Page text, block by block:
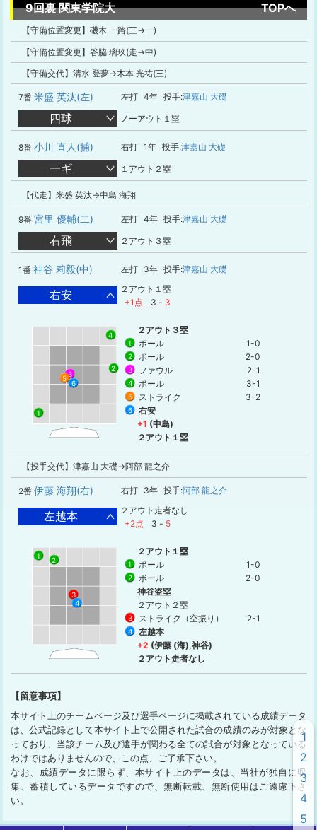
9回裏 関東学院大 TOPへ
【守備位置変更】磯木 一路(三→一)
【守備位置変更】谷脇 璃玖(走→中)
【守備交代】清水 登夢→木本 光祐(三)
7番 米盛 英汰(左) 左打 4年 投手:津嘉山 大礎
四球 ノーアウト１塁
8番 小川 直人(捕) 右打 1年 投手:津嘉山 大礎
一ギ １アウト２塁
【代走】米盛 英汰→中島 海翔
9番 宮里 優輔(二) 左打 4年 投手:津嘉山 大礎
右飛 ２アウト３塁
1番 神谷 莉毅(中) 左打 3年 投手:津嘉山 大礎
右安
２アウト１塁
+1点
3 - 3
1
2
3
4
5
6
２アウト３塁
1 ボール 1-0
2 ボール 2-0
3 ファウル 2-1
4 ボール 3-1
5 ストライク 3-2
6
右安
+1 (中島)
２アウト１塁
【投手交代】津嘉山 大礎→阿部 龍之介
2番 伊藤 海翔(右) 右打 3年 投手:阿部 龍之介
左越本
２アウト走者なし
+2点
3 - 5
1
2
3
4
２アウト１塁
1 ボール 1-0
2 ボール
2-0
神谷盗塁
２アウト２塁
3 ストライク（空振り） 2-1
4
左越本
+2 (伊藤 (海),神谷)
２アウト走者なし
【留意事項】
本サイト上のチームページ及び選手ページに掲載されている成績データ
は、公式記録として本サイト上で公開された試合の成績のみが対象とな
っており、当該チーム及び選手が関わる全ての試合が対象となっている
わけではありませんので、この点、ご了承下さい。
なお、成績データに限らず、本サイト上のデータは、当社が独自に収
集、蓄積しているデータですので、無断転載、無断使用はご遠慮下さ
い。
1
2
3
4
5